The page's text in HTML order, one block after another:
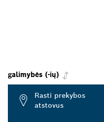
galimybės (-ių)
Rasti prekybos
atstovus